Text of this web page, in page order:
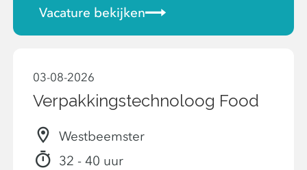
Vacature bekijken
03-08-2026
Verpakkingstechnoloog Food
Westbeemster
32 - 40 uur